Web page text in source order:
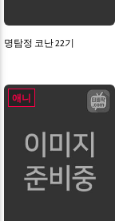
명탐정 코난 22기
애니